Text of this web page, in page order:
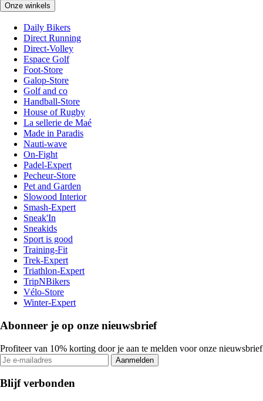
Onze winkels
Daily Bikers
Direct Running
Direct-Volley
Espace Golf
Foot-Store
Galop-Store
Golf and co
Handball-Store
House of Rugby
La sellerie de Maé
Made in Paradis
Nauti-wave
On-Fight
Padel-Expert
Pecheur-Store
Pet and Garden
Slowood Interior
Smash-Expert
Sneak'In
Sneakids
Sport is good
Training-Fit
Trek-Expert
Triathlon-Expert
TripNBikers
Vélo-Store
Winter-Expert
Abonneer je op onze nieuwsbrief
Profiteer van 10% korting door je aan te melden voor onze nieuwsbrief
Aanmelden
Blijf verbonden